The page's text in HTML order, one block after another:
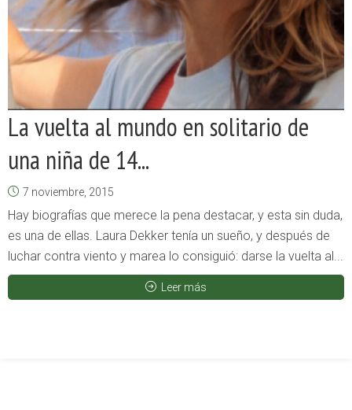
La vuelta al mundo en solitario de
una niña de 14...
7 noviembre, 2015
Hay biografías que merece la pena destacar, y esta sin duda,
es una de ellas. Laura Dekker tenía un sueño, y después de
luchar contra viento y marea lo consiguió: darse la vuelta al...
Leer más